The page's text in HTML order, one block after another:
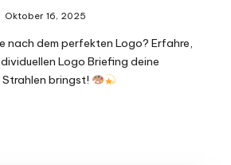
Oktober 16, 2025
nach dem perfekten Logo? Erfahre,
Logo Briefing deine
bringst!